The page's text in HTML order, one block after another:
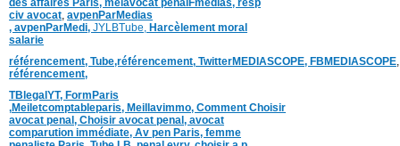
des affaires Paris, meiavocat penalFmedias, resp
civ avocat, avpenParMedias
, avpenParMedi, JYLBTube, Harcèlement moral
salarie
référencement, Tube,référencement, TwitterMEDIASCOPE, FBMEDIASCOPE
référencement,
TBlegalYT, FormParis
,Meiletcomptableparis, Meillavimmo, Comment Choisir
avocat penal, Choisir avocat penal, avocat
comparution immédiate, Av pen Paris, femme